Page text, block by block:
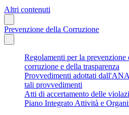
Altri contenuti
Prevenzione della Corruzione
Regolamenti per la prevenzione
corruzione e della trasparenza
Provvedimenti adottati
tali provvedimenti
Atti di accertamento delle
Piano Integrato Attività e